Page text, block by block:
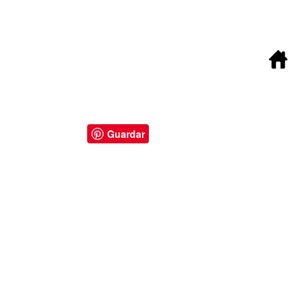
Guardar